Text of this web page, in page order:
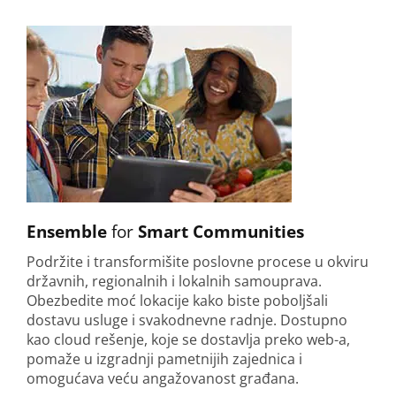
EnsembleforSmart Communities
Podržite i transformišite poslovne procese u okviru
državnih, regionalnih i lokalnih samouprava.
Obezbedite moć lokacije kako biste poboljšali
dostavu usluge i svakodnevne radnje. Dostupno
kao cloud rešenje, koje se dostavlja preko web-a,
pomaže u izgradnji pametnijih zajednica i
omogućava veću angažovanost građana.